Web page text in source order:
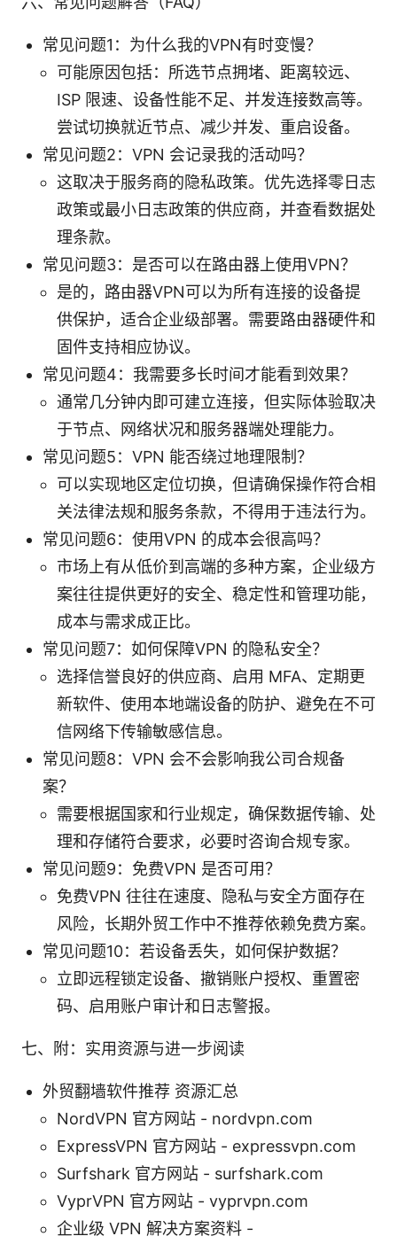
常见问题1：为什么我的VPN有时变慢？
可能原因包括：所选节点拥堵、距离较远、
ISP 限速、设备性能不足、并发连接数高等。
尝试切换就近节点、减少并发、重启设备。
常见问题2：VPN 会记录我的活动吗？
这取决于服务商的隐私政策。优先选择零日志
政策或最小日志政策的供应商，并查看数据处
理条款。
常见问题3：是否可以在路由器上使用VPN？
是的，路由器VPN可以为所有连接的设备提
供保护，适合企业级部署。需要路由器硬件和
固件支持相应协议。
常见问题4：我需要多长时间才能看到效果？
通常几分钟内即可建立连接，但实际体验取决
于节点、网络状况和服务器端处理能力。
常见问题5：VPN 能否绕过地理限制？
可以实现地区定位切换，但请确保操作符合相
关法律法规和服务条款，不得用于违法行为。
常见问题6：使用VPN 的成本会很高吗？
市场上有从低价到高端的多种方案，企业级方
案往往提供更好的安全、稳定性和管理功能，
成本与需求成正比。
常见问题7：如何保障VPN 的隐私安全？
选择信誉良好的供应商、启用 MFA、定期更
新软件、使用本地端设备的防护、避免在不可
信网络下传输敏感信息。
常见问题8：VPN 会不会影响我公司合规备
案？
需要根据国家和行业规定，确保数据传输、处
理和存储符合要求，必要时咨询合规专家。
常见问题9：免费VPN 是否可用？
免费VPN 往往在速度、隐私与安全方面存在
风险，长期外贸工作中不推荐依赖免费方案。
常见问题10：若设备丢失，如何保护数据？
立即远程锁定设备、撤销账户授权、重置密
码、启用账户审计和日志警报。
七、附：实用资源与进一步阅读
外贸翻墙软件推荐 资源汇总
NordVPN 官方网站 - nordvpn.com
ExpressVPN 官方网站 - expressvpn.com
Surfshark 官方网站 - surfshark.com
VyprVPN 官方网站 - vyprvpn.com
企业级 VPN 解决方案资料 -